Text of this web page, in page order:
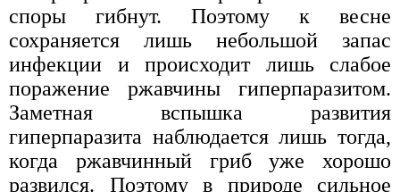
споры гибнут. Поэтому к весне
сохраняется лишь небольшой запас
инфекции и происходит лишь слабое
поражение ржавчины гиперпаразитом.
Заметная вспышка развития
гиперпаразита наблюдается лишь тогда,
когда ржавчинный гриб уже хорошо
развился. Поэтому в природе сильное